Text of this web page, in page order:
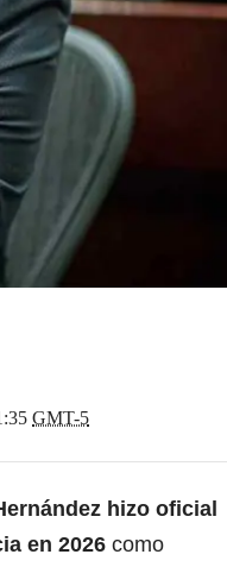
GMT-5
hizo oficial
en 2026 como